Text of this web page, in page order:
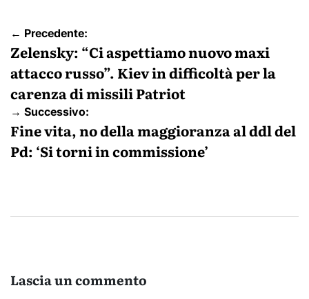
Navigazione
articoli
← Precedente:
Zelensky: “Ci aspettiamo nuovo maxi
attacco russo”. Kiev in difficoltà per la
carenza di missili Patriot
→ Successivo:
Fine vita, no della maggioranza al ddl del
Pd: ‘Si torni in commissione’
Lascia un commento